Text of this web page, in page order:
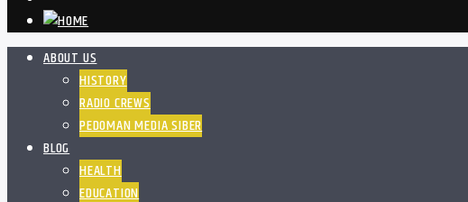
ABOUT US
HISTORY
RADIO CREWS
PEDOMAN MEDIA SIBER
BLOG
HEALTH
EDUCATION